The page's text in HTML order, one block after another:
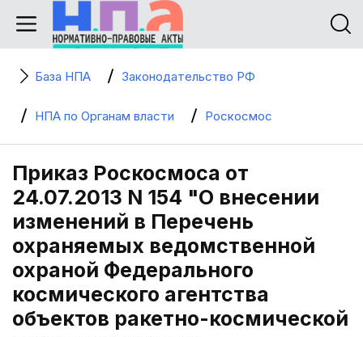
База НПА Законодательство РФ
НПА по Органам власти Роскосмос
Приказ Роскосмоса от
24.07.2013 N 154 "О внесении
изменений в Перечень
охраняемых ведомственной
охраной Федерального
космического агентства
объектов ракетно-космической